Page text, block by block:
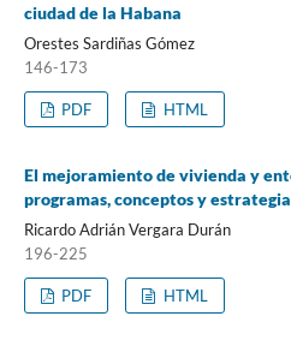
ciudad de la Habana
Orestes Sardiñas Gómez
146-173
PDF HTML
El mejoramiento de vivienda y
programas, conceptos y
Ricardo Adrián Vergara Durán
196-225
PDF HTML